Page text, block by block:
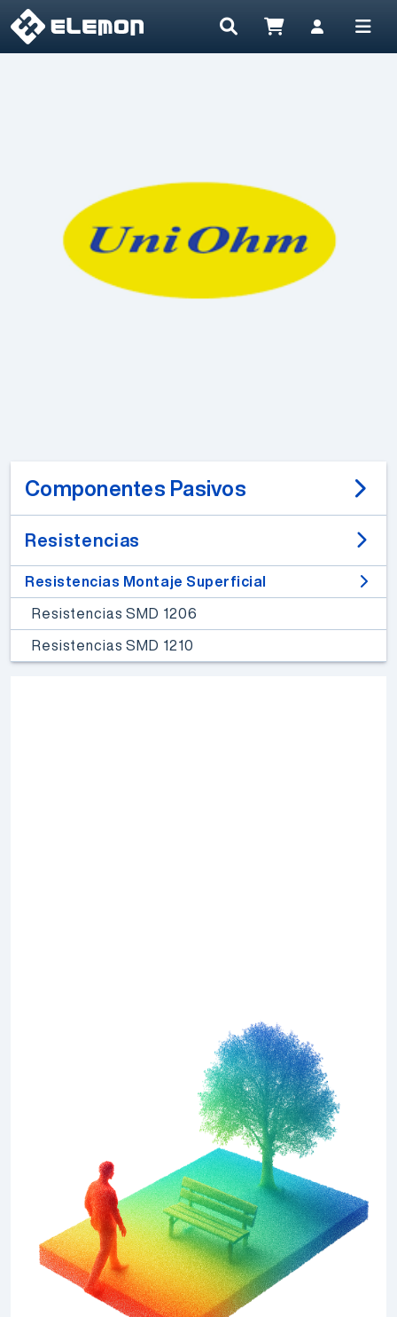
Componentes Pasivos
Resistencias
Resistencias Montaje Superficial
Resistencias SMD 1206
Resistencias SMD 1210